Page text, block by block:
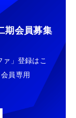
期会員募集
」登録はこ
員専用